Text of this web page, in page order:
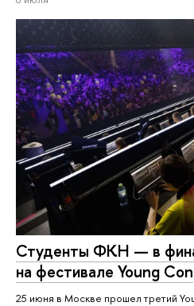
Студенты ФКН — в
на фестивале Young Con
25 июня в Москве прошел третий